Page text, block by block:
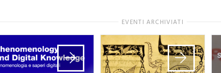
EVENTI ARCHIVIATI